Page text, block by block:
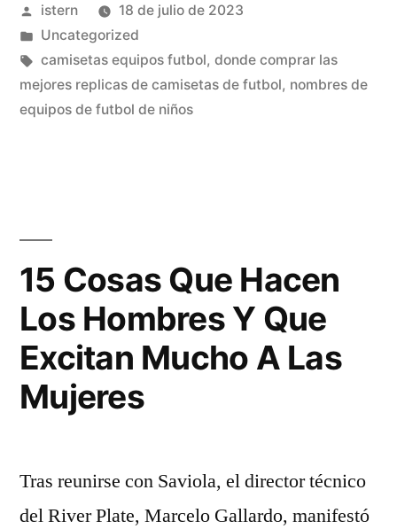
2019
oficiales»
Publicado
por
istern
18 de julio de 2023
Publicado
en
Uncategorized
Etiquetas:
camisetas equipos futbol, donde comprar las
mejores replicas de camisetas de futbol, nombres de
equipos de futbol de niños
15 Cosas Que Hacen
Los Hombres Y Que
Excitan Mucho A Las
Mujeres
Tras reunirse con Saviola, el director técnico
del River Plate, Marcelo Gallardo, manifestó